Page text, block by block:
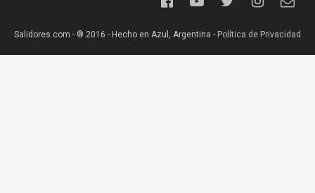
Salidores.com - ® 2016 - Hecho en Azul, Argentina - Política de Privacidad